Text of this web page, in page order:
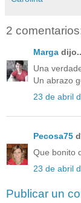
2
Marga
Una
Un abrazo
23 de abril
Pecosa75
Que bonito
23 de abril
Publicar un